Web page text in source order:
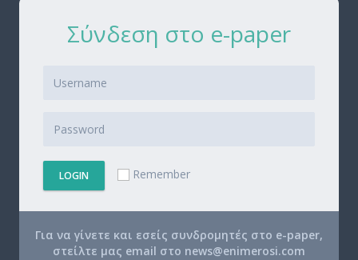
Σύνδεση στο e-paper
LOGIN Remember
Για να γίνετε και εσείς συνδρομητές στο e-paper,
στείλτε μας email στο news@enimerosi.com